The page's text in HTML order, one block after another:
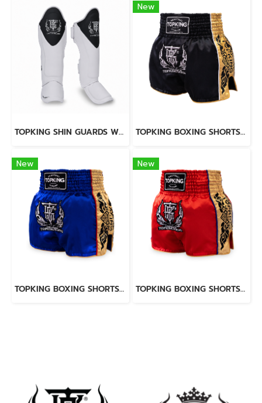
TOPKING SHIN GUARDS WHITE BLACK BLEND
New
TOPKING BOXING SHORTS BLACK 276
New
TOPKING BOXING SHORTS BLUE 276
New
TOPKING BOXING SHORTS RED 276